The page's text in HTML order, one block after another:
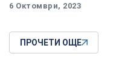
6 Октомври, 2023
ПРОЧЕТИ ОЩЕ